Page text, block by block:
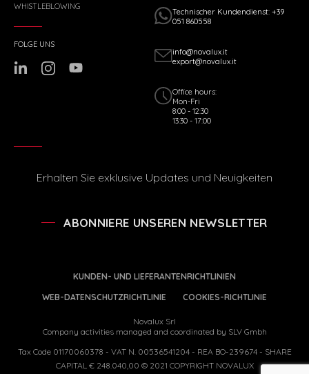
WHISTLEBLOWING
Technischer Kundendienst: +39
051 860558
info@novalux.it
export@novalux.it
Office hours:
Mon-Fri
8:00 - 12:30
13:30 - 17:00
FOLGE UNS
Erhalten Sie exklusive Updates und Neuigkeiten
ABONNIERE UNSEREN NEWSLETTER
KUNDEN- UND LIEFERANTENRICHTLINIEN
WEB-DATENSCHUTZRICHTLINIE
COOKIES-RICHTLINIE
Novalux Srl
Company activities managed and coordinated by SLV Gmbh
Tax Code 01170060378 - VAT N. 00536541204 - REA BO-239674 - SHARE
CAPITAL € 248.040,00 © 2021 COPYRIGHT NOVALUX